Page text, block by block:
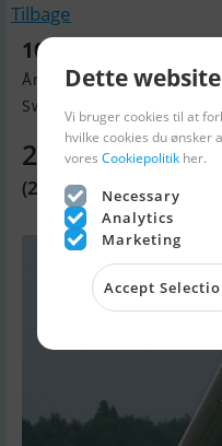
Tilbage
10 m R - Classic
Årgang 1923, Sejlbåd
Sweden, Sverige
2.090.240 DKK
(280.001 EUR)
Dette
Vi bruger cookies til at
hvilke cookies du ønsker
vores Cookiepolitik her.
Necessary
Analytics
Marketing
Accept